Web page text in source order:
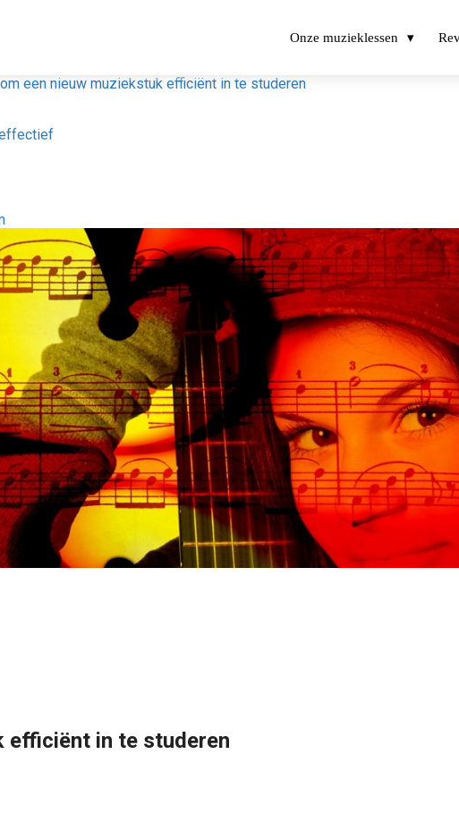
Onze muzieklessen
een nieuw muziekstuk efficiënt in te studeren
effectief
efficiënt in te studeren